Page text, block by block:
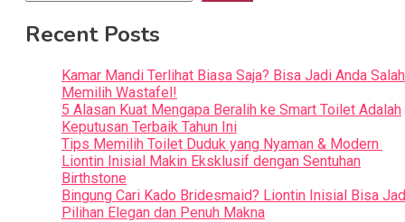
Recent Posts
Kamar Mandi Terlihat Biasa Saja? Bisa Jadi Anda Salah
Memilih Wastafel!
5 Alasan Kuat Mengapa Beralih ke Smart Toilet Adalah
Keputusan Terbaik Tahun Ini
Tips Memilih Toilet Duduk yang Nyaman & Modern
Liontin Inisial Makin Eksklusif dengan Sentuhan
Birthstone
Bingung Cari Kado Bridesmaid? Liontin Inisial Bisa
Pilihan Elegan dan Penuh Makna